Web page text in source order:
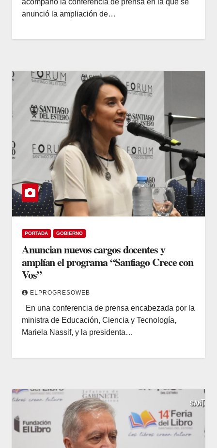
anunció la ampliación de…
PORTADA GOBIERNO
Anuncian nuevos cargos docentes y
amplían el programa “Santiago Crece con
Vos”
ELPROGRESOWEB
En una conferencia de prensa encabezada por la
ministra de Educación, Ciencia y Tecnología,
Mariela Nassif, y la presidenta…